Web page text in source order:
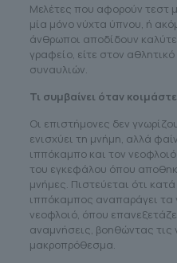
Μελέτες που αφορούν τεστ
μία μόνο νύχτα ύπνου, ή
άνθρωποι αποδίδουν
γραφείο, είτε στον
συναυλιών.
Τι συμβαίνει όταν
Οι επιστήμονες δεν
ενισχύει τη μνήμη, αλλά
ιππόκαμπο και τον
του εγκεφάλου όπου
μνήμες. Πιστεύεται ότι
ιππόκαμπος αναπαράγει τα
νεοφλοιό, όπου
αναμνήσεις, βοηθώντας τις
μακροπρόθεσμα.